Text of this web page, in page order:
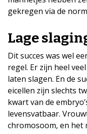
gekregen via de
Lage
Dit succes was wel
regel. Er zijn heel
laten slagen. En de
eicellen zijn slechts
kwart van de
levensvatbaar.
chromosoom, en het